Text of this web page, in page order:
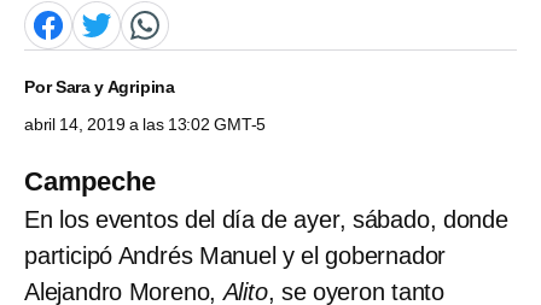
PorSara y Agripina
abril 14, 2019 a las 13:02 GMT-5
Campeche
En los eventos del día de ayer, sábado, donde
participó Andrés Manuel y el gobernador
Alejandro Moreno,Alito, se oyeron tanto